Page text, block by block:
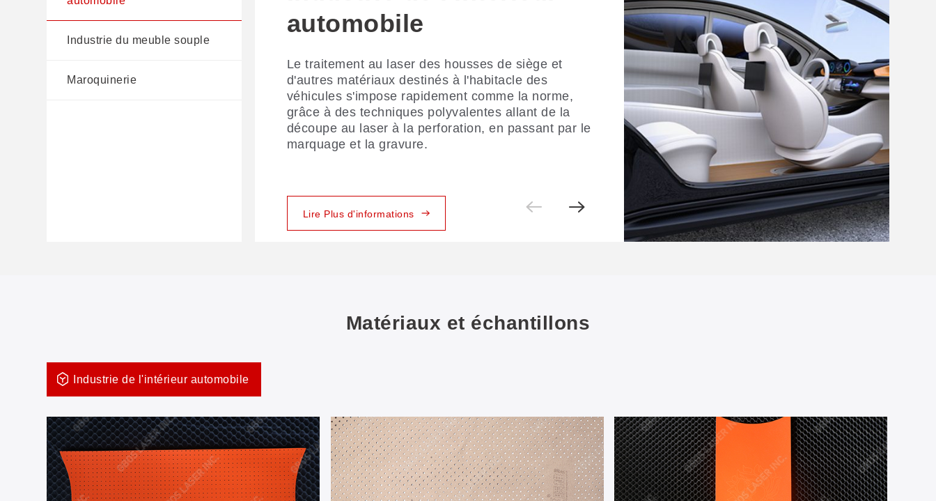
Industrie du meuble souple
Maroquinerie
automobile
Le traitement au laser des housses de siège et
d'autres matériaux destinés à l'habitacle des
véhicules s'impose rapidement comme la norme,
grâce à des techniques polyvalentes allant de la
découpe au laser à la perforation, en passant par le
marquage et la gravure.
Lire Plus d'informations
souple
GBOS associe un imbrication automatisée
intelligente à des techniques expertes de découpe
et de marquage des tissus d'ameublement,
permettant ainsi un contrôle rigoureux des coûts
sans compromettre la qualité.
Lire Plus d'informations
La découpe traditionnelle du cuir présente de
Matériaux et échantillons
Industrie de l'intérieur automobile